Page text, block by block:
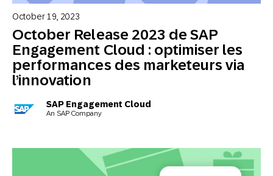
October Release 2023 de SAP
Engagement Cloud : optimiser les
performances des marketeurs via
l’innovation
October 19, 2023
SAP Engagement Cloud
An SAP Company